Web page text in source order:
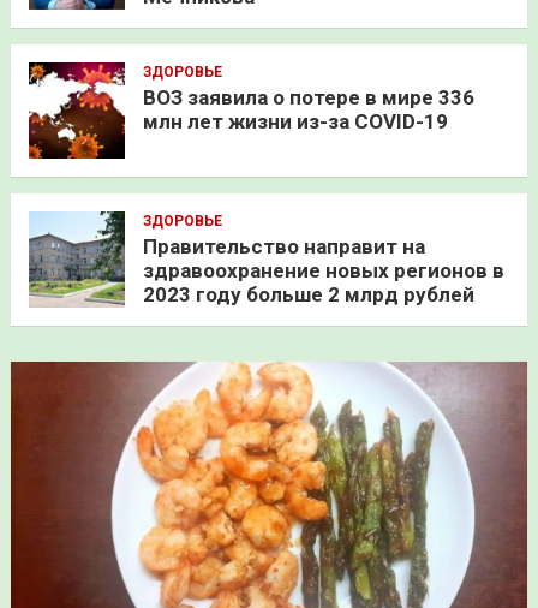
ЗДОРОВЬЕ
ВОЗ заявила о потере в мире 336
млн лет жизни из-за COVID-19
ЗДОРОВЬЕ
Правительство направит на
здравоохранение новых регионов в
2023 году больше 2 млрд рублей